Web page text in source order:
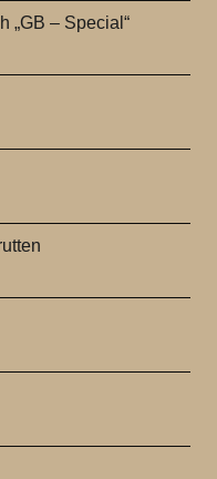
„GB – Special“